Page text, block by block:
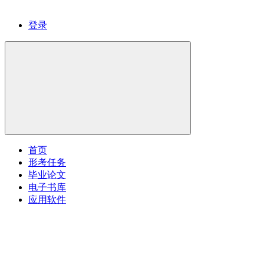
登录
首页
形考任务
毕业论文
电子书库
应用软件